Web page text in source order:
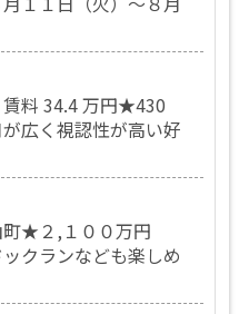
料 34.4 万円★430
広く視認性が高い好
町★２,１００万円
クランなども楽しめ